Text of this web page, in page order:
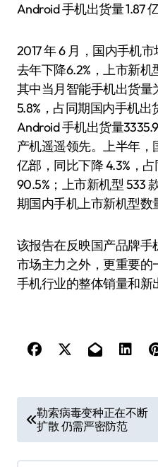
Android 手机出货量 1.87 亿
2017 年 6 月，国内手机
去年下降6.2%，上市新机
其中当月智能手机出货量
5.8%，占同期国内手机出
Android 手机出货量
产机遥遥领先。上半年，
亿部，同比下降 4.3%，
90.5%；上市新机型 533
期国内手机上市新机型数
该报告在反映国产品牌
市场主力之外，更重要的
手机行业的整体销量和新
章
导
勒索病毒变种正在不断
扩散 仍需严密防范